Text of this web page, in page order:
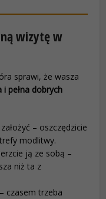
wizytę w
sprawi, że wasza
pełna dobrych
– oszczędzicie
modlitwy.
ją ze sobą –
niż ta z
czasem trzeba